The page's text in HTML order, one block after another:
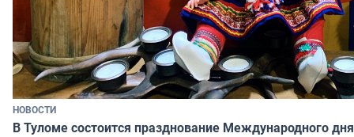
НОВОСТИ
В Туломе состоится празднование Международного